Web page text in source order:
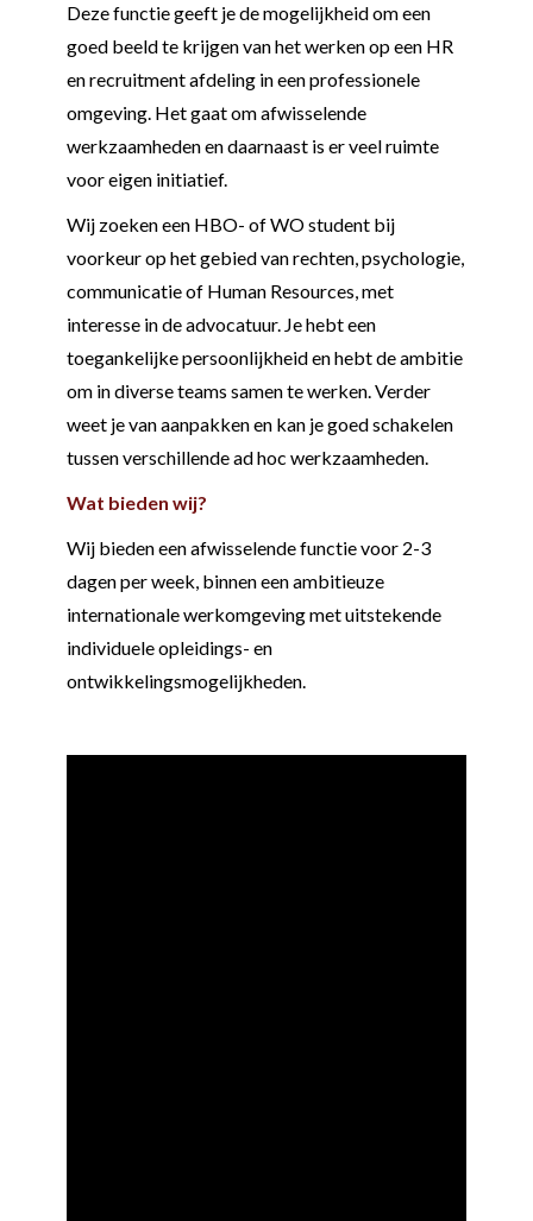
Deze functie geeft je de mogelijkheid om een
goed beeld te krijgen van het werken op een HR
en recruitment afdeling in een professionele
omgeving. Het gaat om afwisselende
werkzaamheden en daarnaast is er veel ruimte
voor eigen initiatief.
Wij zoeken een HBO- of WO student bij
voorkeur op het gebied van rechten, psychologie,
communicatie of Human Resources, met
interesse in de advocatuur. Je hebt een
toegankelijke persoonlijkheid en hebt de ambitie
om in diverse teams samen te werken. Verder
weet je van aanpakken en kan je goed schakelen
tussen verschillende ad hoc werkzaamheden.
Wat bieden wij?
Wij bieden een afwisselende functie voor 2-3
dagen per week, binnen een ambitieuze
internationale werkomgeving met uitstekende
individuele opleidings- en
ontwikkelingsmogelijkheden.